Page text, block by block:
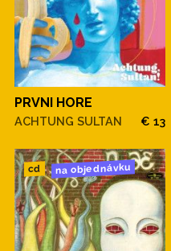
PRVNI HORE
ACHTUNG SULTAN € 13
cd na objednávku